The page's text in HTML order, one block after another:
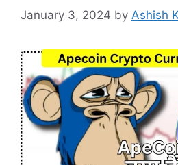
January 3, 2024 by Ashish